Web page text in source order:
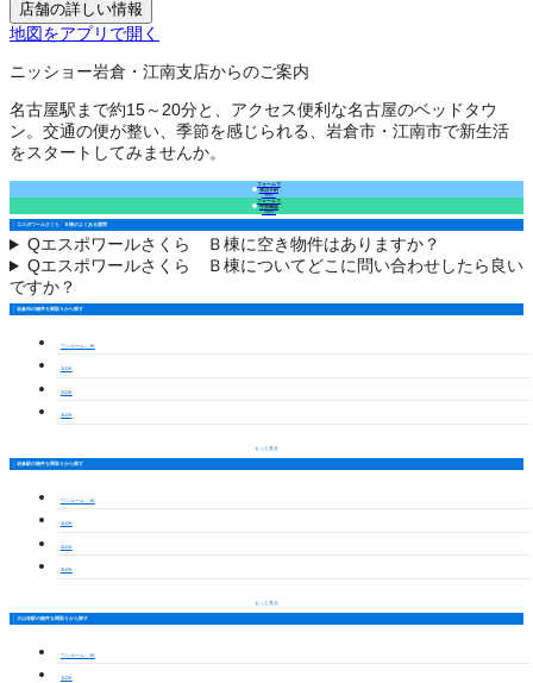
店舗の詳しい情報
地図をアプリで開く
ニッショー岩倉・江南支店からのご案内
名古屋駅まで約15～20分と、アクセス便利な名古屋のベッドタウ
ン。交通の便が整い、季節を感じられる、岩倉市・江南市で新生活
をスタートしてみませんか。
フォームで
来店予約
（無料）
フォームで
空室確認
（無料）
エスポワールさくら Ｂ棟のよくある質問
Qエスポワールさくら Ｂ棟に空き物件はありますか？
Qエスポワールさくら Ｂ棟についてどこに問い合わせしたら良い
ですか？
岩倉市の物件を間取りから探す
ワンルーム・1K
1LDK
2LDK
3LDK
もっと見る
岩倉駅の物件を間取りから探す
ワンルーム・1K
1LDK
2LDK
3LDK
もっと見る
大山寺駅の物件を間取りから探す
ワンルーム・1K
1LDK